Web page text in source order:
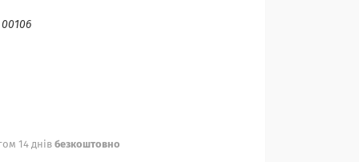
00106
14 днів безкоштовно